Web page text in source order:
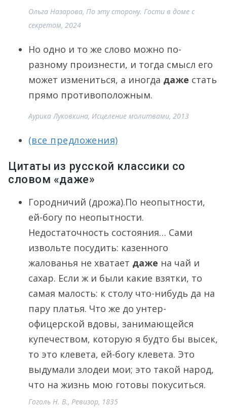
Ольга Назарова, По эту сторону. Гости в доме с
секретом, 2024
Но одно и то же слово можно по-
разному произнести, и тогда смысл его
может измениться, а иногда даже стать
прямо противоположным.
Аурика Луковкина, Исцеление молитвами, 2013
(все предложения)
Цитаты из русской классики со
словом «даже»
Городничий (дрожа).По неопытности,
ей-богу по неопытности.
Недостаточность состояния… Сами
извольте посудить: казенного
жалованья не хватает даже на чай и
сахар. Если ж и были какие взятки, то
самая малость: к столу что-нибудь да на
пару платья. Что же до унтер-
офицерской вдовы, занимающейся
купечеством, которую я будто бы высек,
то это клевета, ей-богу клевета. Это
выдумали злодеи мои; это такой народ,
что на жизнь мою готовы покуситься.
Гоголь Н. В., Ревизор, 1835